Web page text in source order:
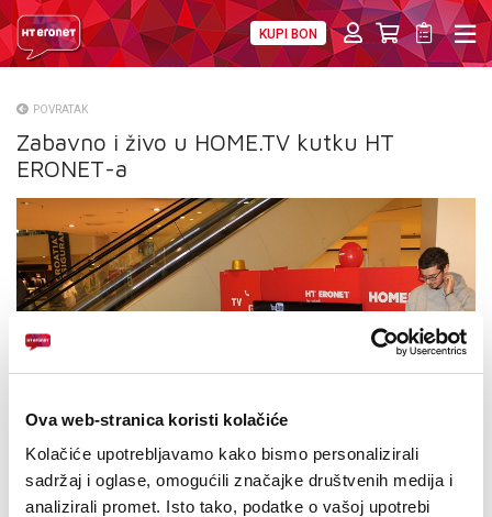
Ova web-stranica koristi kolačiće
Kolačiće upotrebljavamo kako bismo personalizirali
sadržaj i oglase, omogućili značajke društvenih medija i
analizirali promet. Isto tako, podatke o vašoj upotrebi
KUPI BON
O NAMA
NATJEČAJI
VELEPRODAJA
KONTAKTI
E-RAČUN
PODRŠKA
POVRATAK
Zabavno i živo u HOME.TV kutku HT
ERONET-a